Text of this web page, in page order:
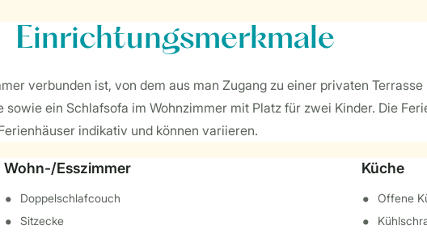
Einrichtungsmerkmale
verbunden ist, von dem aus man Zugang zu einer privaten
ein Schlafsofa im Wohnzimmer mit Platz für zwei Kinder. Die
indikativ und können variieren.
Wohn-/Esszimmer
Doppelschlafcouch
Sitzecke
Küche
Offene